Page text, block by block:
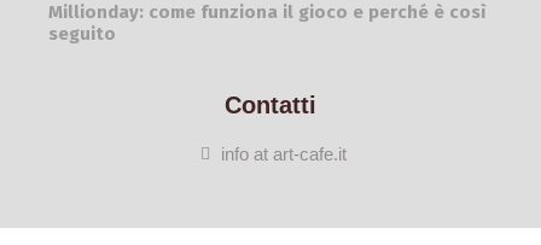
Millionday: come funziona il gioco e perché è così
seguito
Contatti
info at art-cafe.it